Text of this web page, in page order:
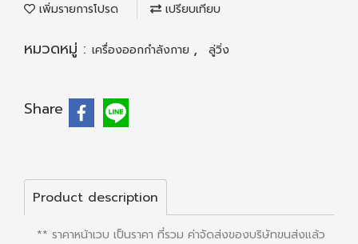
เพิ่มรายการโปรด เปรียบเทียบ
หมวดหมู่ : เครื่องออกกำลังกาย , ลู่วิ่ง
Share
Product description
** ราคาหน้าเวบ เป็นราคา ที่รวม ค่าจัดส่งของบริษัทขนส่งแล้ว